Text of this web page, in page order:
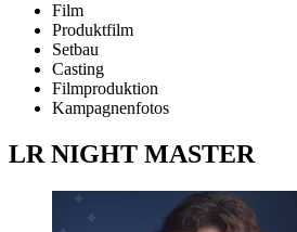
Film
Produktfilm
Setbau
Casting
Filmproduktion
Kampagnenfotos
LR NIGHT MASTER